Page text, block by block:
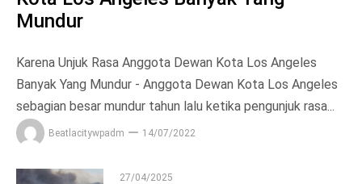
Mundur
Karena Unjuk Rasa Anggota Dewan Kota Los Angeles
Banyak Yang Mundur - Anggota Dewan Kota Los Angeles
sebagian besar mundur tahun lalu ketika pengunjuk rasa...
Beatlacitywpadm 14/07/2022
27/04/2025